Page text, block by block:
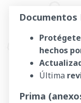
Documentos
Protégete
hechos
Última
Prima